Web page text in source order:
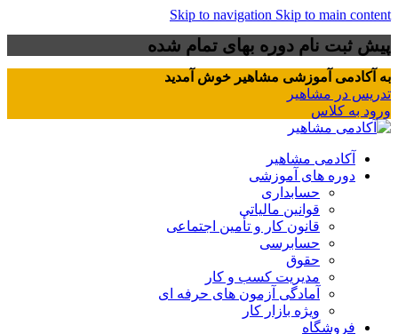
Skip to navigation Skip to main content
پیش ثبت نام دوره بهای تمام شده
به آکادمی آموزشی مشاهیر خوش آمدید
تدریس در مشاهیر
ورود به کلاس
آکادمی مشاهیر
دوره های آموزشی
حسابداری
قوانین مالیاتی
قانون کار و تأمین اجتماعی
حسابرسی
حقوق
مدیریت کسب و کار
آمادگی آزمون های حرفه ای
ویژه بازار کار
فروشگاه